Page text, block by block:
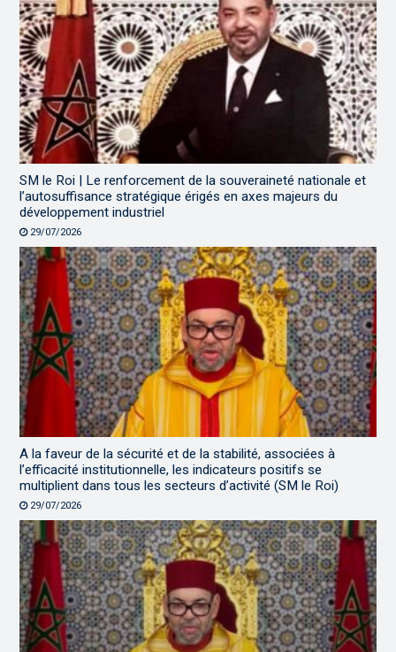
SM le Roi | Le renforcement de la souveraineté nationale et
l’autosuffisance stratégique érigés en axes majeurs du
développement industriel
29/07/2026
A la faveur de la sécurité et de la stabilité, associées à
l’efficacité institutionnelle, les indicateurs positifs se
multiplient dans tous les secteurs d’activité (SM le Roi)
29/07/2026